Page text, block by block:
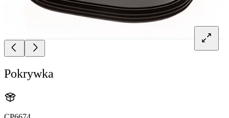
Pokrywka